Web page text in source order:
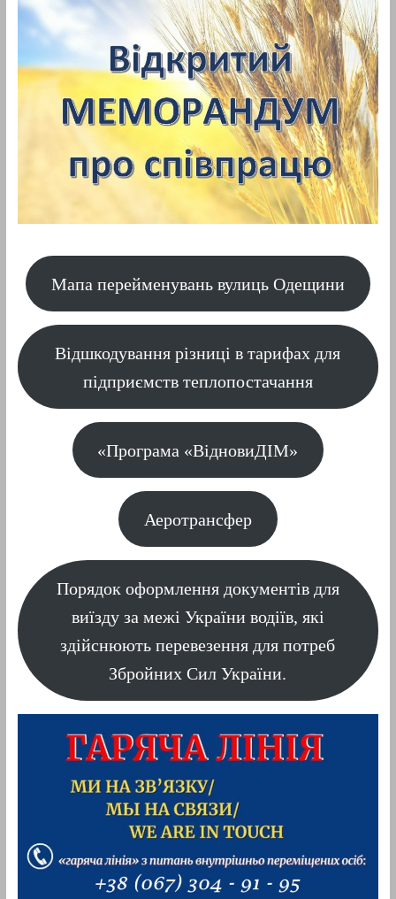
Мапа перейменувань вулиць Одещини
Відшкодування різниці в тарифах для
підприємств теплопостачання
«Програма «ВідновиДІМ»
Аеротрансфер
Порядок оформлення документів для
виїзду за межі України водіїв, які
здійснюють перевезення для потреб
Збройних Сил України.